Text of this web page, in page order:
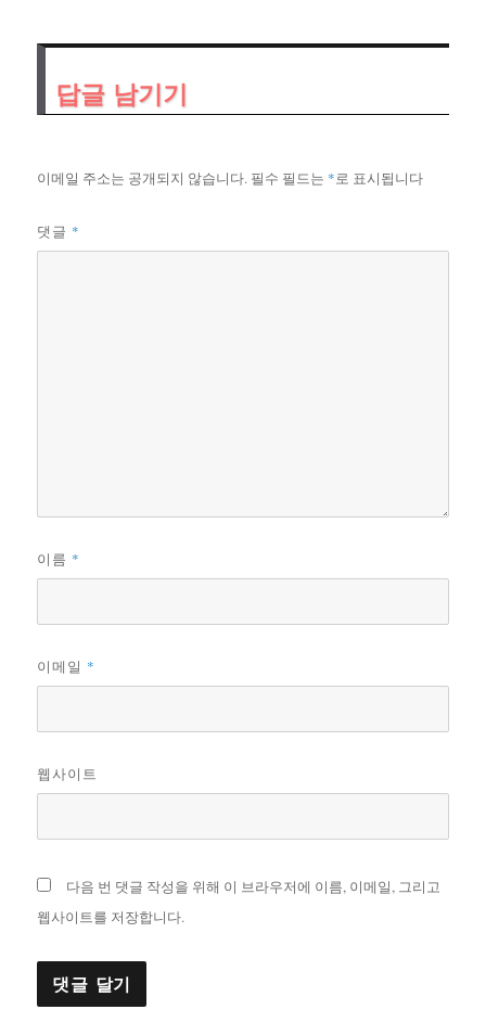
답글 남기기
이메일 주소는 공개되지 않습니다. 필수 필드는 *로 표시됩니다
댓글 *
이름 *
이메일 *
웹사이트
다음 번 댓글 작성을 위해 이 브라우저에 이름, 이메일, 그리고
웹사이트를 저장합니다.